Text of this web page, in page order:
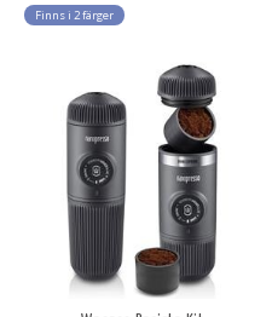
Finns i 2 färger